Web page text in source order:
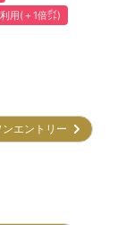
用(＋1倍㌽)
ンエントリー